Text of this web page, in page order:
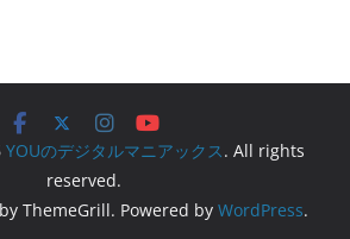
YOUのデジタルマニアックス. All rights
reserved.
by ThemeGrill. Powered by WordPress.